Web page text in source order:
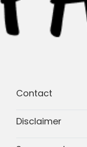
Contact
Disclaimer